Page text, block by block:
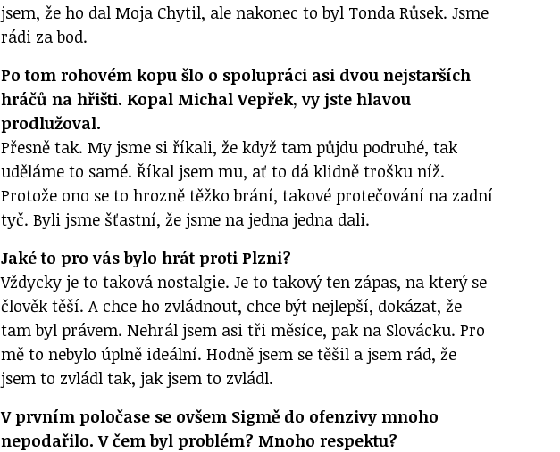
jsem, že ho dal Moja Chytil, ale nakonec to byl Tonda Růsek. Jsme
rádi za bod.
Po tom rohovém kopu šlo o spolupráci asi dvou nejstarších
hráčů na hřišti. Kopal Michal Vepřek, vy jste hlavou
prodlužoval.
Přesně tak. My jsme si říkali, že když tam půjdu podruhé, tak
uděláme to samé. Říkal jsem mu, ať to dá klidně trošku níž.
Protože ono se to hrozně těžko brání, takové protečování na zadní
tyč. Byli jsme šťastní, že jsme na jedna jedna dali.
Jaké to pro vás bylo hrát proti Plzni?
Vždycky je to taková nostalgie. Je to takový ten zápas, na který se
člověk těší. A chce ho zvládnout, chce být nejlepší, dokázat, že
tam byl právem. Nehrál jsem asi tři měsíce, pak na Slovácku. Pro
mě to nebylo úplně ideální. Hodně jsem se těšil a jsem rád, že
jsem to zvládl tak, jak jsem to zvládl.
V prvním poločase se ovšem Sigmě do ofenzivy mnoho
nepodařilo. V čem byl problém? Mnoho respektu?